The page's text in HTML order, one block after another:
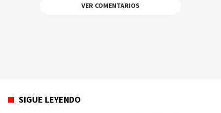
VER COMENTARIOS
SIGUE LEYENDO